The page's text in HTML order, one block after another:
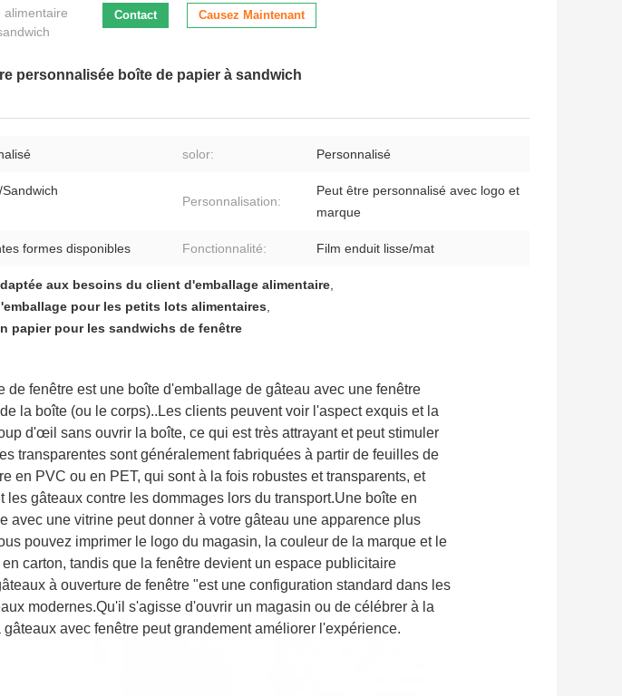
alimentaire
Contact Causez Maintenant
personnalisée boîte de papier à sandwich
solor: Personnalisé
Personnalisation:
Peut être personnalisé avec logo et
marque
formes disponibles Fonctionnalité: Film enduit lisse/mat
aux besoins du client d'emballage alimentaire,
pour les petits lots alimentaires,
papier pour les sandwichs de fenêtre
de fenêtre est une boîte d'emballage de gâteau avec une fenêtre
la boîte (ou le corps)..Les clients peuvent voir l'aspect exquis et la
d'œil sans ouvrir la boîte, ce qui est très attrayant et peut stimuler
transparentes sont généralement fabriquées à partir de feuilles de
en PVC ou en PET, qui sont à la fois robustes et transparents, et
les gâteaux contre les dommages lors du transport.Une boîte en
avec une vitrine peut donner à votre gâteau une apparence plus
pouvez imprimer le logo du magasin, la couleur de la marque et le
carton, tandis que la fenêtre devient un espace publicitaire
à ouverture de fenêtre "est une configuration standard dans les
modernes.Qu'il s'agisse d'ouvrir un magasin ou de célébrer à la
avec fenêtre peut grandement améliorer l'expérience.